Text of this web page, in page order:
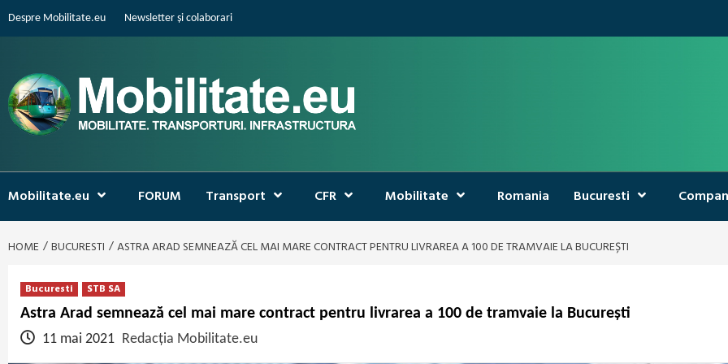
Despre Mobilitate.eu Newsletter și colaborari
Mobilitate.eu FORUM Transport CFR Mobilitate Romania Bucuresti
HOME BUCURESTI ASTRA ARAD SEMNEAZĂ CEL MAI MARE CONTRACT PENTRU LIVRAREA A 100 DE TRAMVAIE LA BUCUREȘTI
Bucuresti
STB SA
Astra Arad semnează cel mai mare contract pentru livrarea a 100 de tramvaie la București
11 mai 2021 Redacția Mobilitate.eu